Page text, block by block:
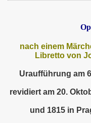
nach einem
Libretto von
Uraufführung am
revidiert am 20.
und 1815 in